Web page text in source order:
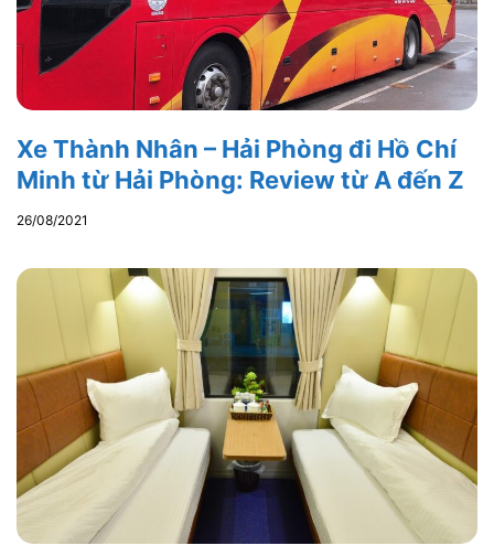
Xe Thành Nhân – Hải Phòng đi Hồ Chí
Minh từ Hải Phòng: Review từ A đến Z
26/08/2021